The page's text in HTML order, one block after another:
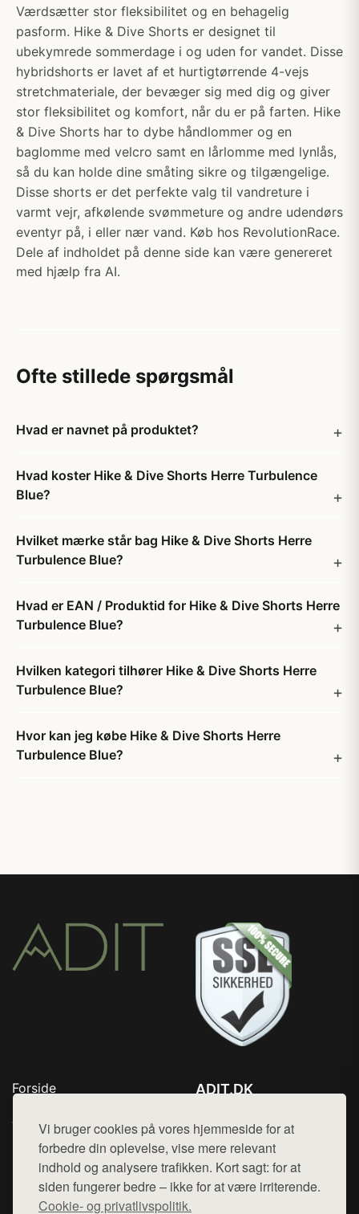
Vi bruger cookies på vores hjemmeside for at
forbedre din oplevelse, vise mere relevant
indhold og analysere trafikken. Kort sagt: for at
siden fungerer bedre – ikke for at være irriterende.
Cookie- og privatlivspolitik.
Værdsætter stor fleksibilitet og en behagelig
pasform. Hike & Dive Shorts er designet til
ubekymrede sommerdage i og uden for vandet. Disse
hybridshorts er lavet af et hurtigtørrende 4-vejs
stretchmateriale, der bevæger sig med dig og giver
stor fleksibilitet og komfort, når du er på farten. Hike
& Dive Shorts har to dybe håndlommer og en
baglomme med velcro samt en lårlomme med lynlås,
så du kan holde dine småting sikre og tilgængelige.
Disse shorts er det perfekte valg til vandreture i
varmt vejr, afkølende svømmeture og andre udendørs
eventyr på, i eller nær vand. Køb hos RevolutionRace.
Dele af indholdet på denne side kan være genereret
med hjælp fra AI.
Ofte stillede spørgsmål
Hvad er navnet på produktet?
Hvad koster Hike & Dive Shorts Herre Turbulence
Blue?
Hvilket mærke står bag Hike & Dive Shorts Herre
Turbulence Blue?
Hvad er EAN / Produktid for Hike & Dive Shorts Herre
Turbulence Blue?
Hvilken kategori tilhører Hike & Dive Shorts Herre
Turbulence Blue?
Hvor kan jeg købe Hike & Dive Shorts Herre
Turbulence Blue?
Forside
Top Rabatter
Blog
Kontakt
ADIT.DK
Mail: hej@want.dk
Cookie- og privatlivspolitik